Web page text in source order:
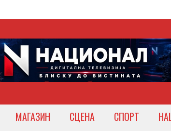
МАГАЗИН СЦЕНА СПОРТ